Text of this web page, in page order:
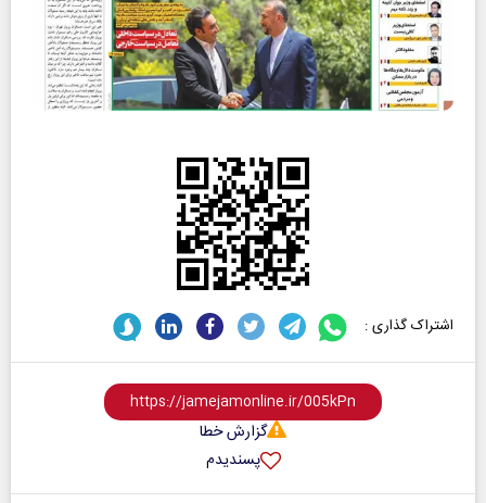
اشتراک گذاری :
گزارش خطا
پسندیدم